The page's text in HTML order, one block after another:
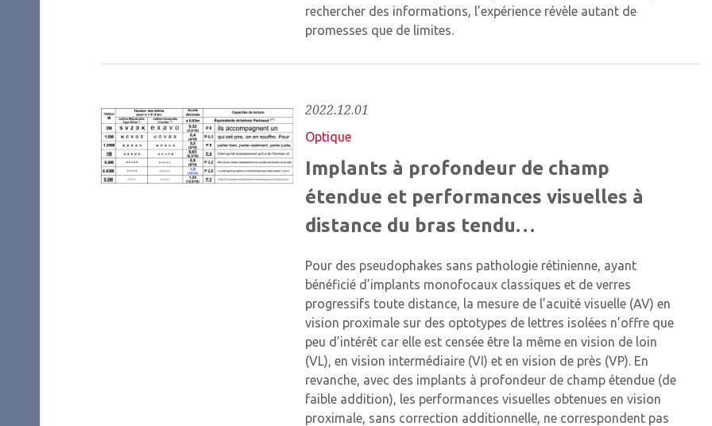
rechercher des informations, l’expérience révèle autant de
promesses que de limites.
2022.12.01
Optique
Implants à profondeur de champ
étendue et performances visuelles à
distance du bras tendu…
Pour des pseudophakes sans pathologie rétinienne, ayant
bénéficié d’implants monofocaux classiques et de verres
progressifs toute distance, la mesure de l’acuité visuelle (AV) en
vision proximale sur des optotypes de lettres isolées n’offre que
peu d’intérêt car elle est censée être la même en vision de loin
(VL), en vision intermédiaire (VI) et en vision de près (VP). En
revanche, avec des implants à profondeur de champ étendue (de
faible addition), les performances visuelles obtenues en vision
proximale, sans correction additionnelle, ne correspondent pas